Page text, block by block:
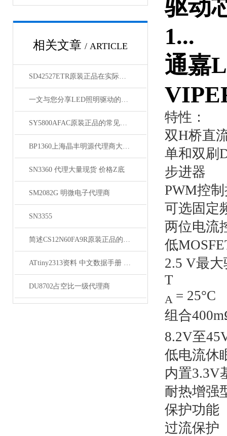
相关文章 / ARTICLE
SD42527ETR原装正品在实际应用中的常见问题相应解决方法分享
一文与您分享LED照明驱动的维护保养方法
SY5800AFAC原装正品的常见故障及相应解决方案分享
BP1360上海晶丰明源代理商大量现货出售
SN3360 代理大量现货 价格Z底
SM2082G 明微电子代理商
SN3355
简述CS12N60FA9R原装正品的常见故障相应解决方法
ATtiny2313资料 中文数据手册 规格书 PDF
DU8702占空比一级代理商
驱动
1...
通嘉
特性：
双H桥直
单和双刷
步进器
PWM控
可选固定
两位电流
低
2.5 V最
T
A = 25°C
组合
8.2V至
低电流休
内置3.3V
耐热增强
保护功能
过流保护